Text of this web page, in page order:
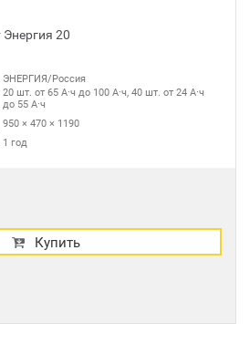
20
ЭНЕРГИЯ/Россия
20 шт. от 65 А·ч до 100 А·ч, 40 шт. от 24 А·ч
до 55 А·ч
950 × 470 × 1190
1 год
Купить